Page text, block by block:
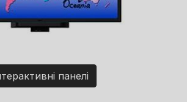
панелі